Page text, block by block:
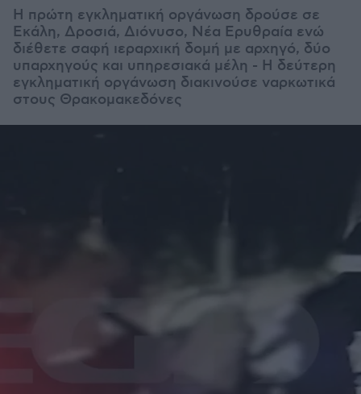
Η πρώτη εγκληματική οργάνωση δρούσε σε
Εκάλη, Δροσιά, Διόνυσο, Νέα Ερυθραία ενώ
διέθετε σαφή ιεραρχική δομή με αρχηγό, δύο
υπαρχηγούς και υπηρεσιακά μέλη - Η δεύτερη
εγκληματική οργάνωση διακινούσε ναρκωτικά
στους Θρακομακεδόνες